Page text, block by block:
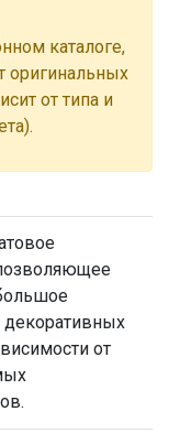
каталоге,
оригинальных
от типа и
декоративных
от